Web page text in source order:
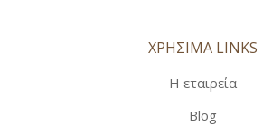
ΧΡΗΣΙΜΑ LINKS
Η εταιρεία
Blog